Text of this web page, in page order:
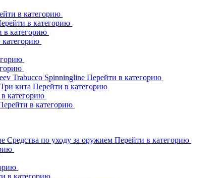
в категорию
в категорию
в категорию
Trabucco Spinningline Перейти в категорию
Три кита Перейти в категорию
категорию
в категорию
Средства по уходу за оружием Перейти в категорию
в категорию